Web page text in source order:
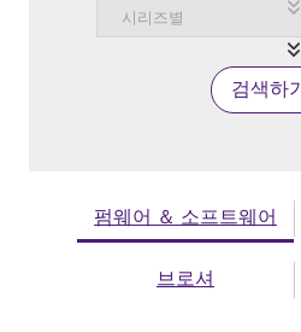
검색하기
펌웨어 ＆ 소프트웨어
브로셔